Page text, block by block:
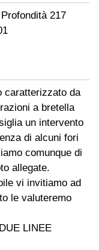
217
caratterizzato da
a bretella
un intervento
di alcuni fori
comunque di
allegate.
vi invitiamo ad
le valuteremo
LINEE